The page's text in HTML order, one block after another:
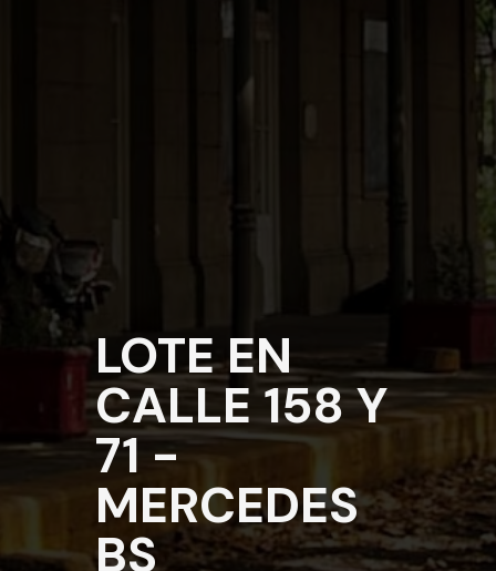
LOTE EN
CALLE 158 Y
71 -
MERCEDES
BS